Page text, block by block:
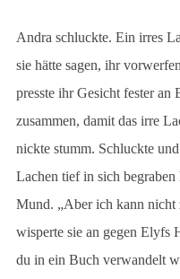
Andra schluckte. Ein irres
sie hätte sagen, ihr
presste ihr Gesicht fester an
zusammen, damit das irre
nickte stumm. Schluckte
Lachen tief in sich begraben
Mund. „Aber ich kann nicht
wisperte sie an gegen Elyfs
du in ein Buch verwandelt